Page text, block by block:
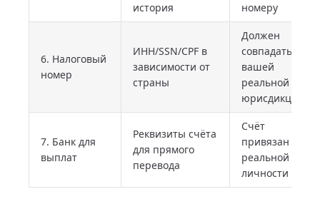
история
номеру
6. Налоговый
номер
ИНН/SSN/CPF в
зависимости от
страны
Должен
совпадать с
вашей
реальной
юрисдикцией
7. Банк для
выплат
Реквизиты счёта
для прямого
перевода
Счёт
привязан к
реальной
личности